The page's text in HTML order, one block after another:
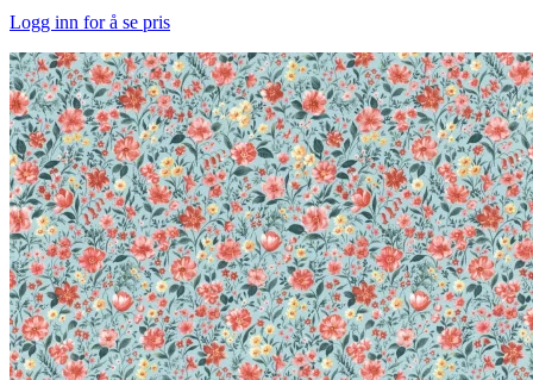
Logg inn for å se pris